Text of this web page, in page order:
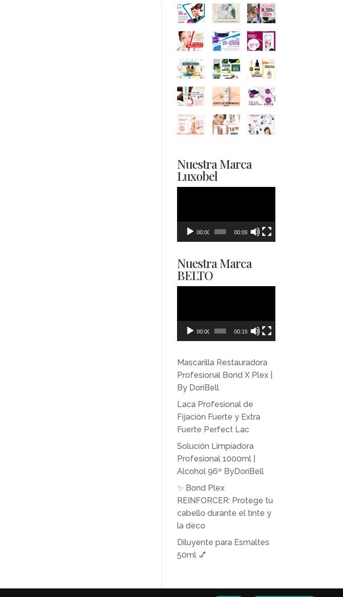
Nuestra Marca
Luxobel
00:00 00:09
Nuestra Marca
BELTO
00:00 00:19
Mascarilla Restauradora
Profesional Bond X Plex |
By DoriBell
Laca Profesional de
Fijación Fuerte y Extra
Fuerte Perfect Lac
Solución Limpiadora
Profesional 1000ml |
Alcohol 96º ByDoriBell
✨ Bond Plex
REINFORCER: Protege tu
cabello durante el tinte y
la deco
Diluyente para Esmaltes
50ml 💅